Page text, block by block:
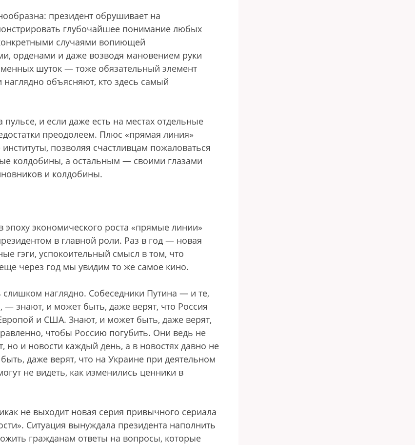
президент обрушивает на
глубочайшее понимание любых
случаями вопиющей
орденами и даже возводя мановением руки
шуток — тоже обязательный элемент
объясняют, кто здесь самый
и если даже есть на местах отдельные
преодолеем. Плюс «прямая линия»
позволяя счастливцам пожаловаться
колдобины, а остальным — своими глазами
и колдобины.
экономического роста «прямые линии»
в главной роли. Раз в год — новая
гэги, успокоительный смысл в том, что
через год мы увидим то же самое кино.
слишком наглядно. Собеседники Путина — и те,
знают, и может быть, даже верят, что Россия
и США. Знают, и может быть, даже верят,
чтобы Россию погубить. Они ведь не
но и новости каждый день, а в новостях давно не
даже верят, что на Украине при деятельном
не видеть, как изменились ценники в
не выходит новая серия привычного сериала
Ситуация вынуждала президента наполнить
гражданам ответы на вопросы, которые